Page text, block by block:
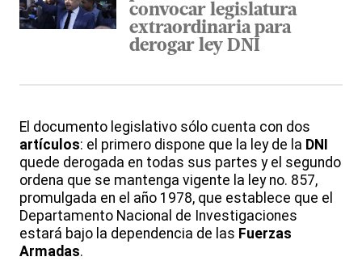
convocar legislatura
extraordinaria para
derogar ley DNI
El documento legislativo sólo cuenta con dos
artículos: el primero dispone que la ley de la DNI
quede derogada en todas sus partes y el segundo
ordena que se mantenga vigente la ley no. 857,
promulgada en el año 1978, que establece que el
Departamento Nacional de Investigaciones
estará bajo la dependencia de las Fuerzas
Armadas.